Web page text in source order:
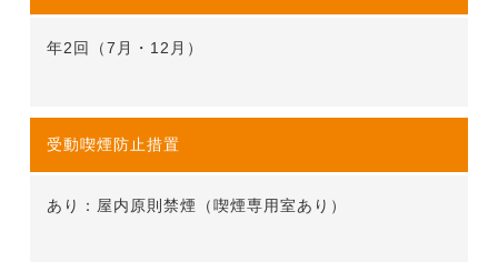
年2回（7月・12月）
受動喫煙防止措置
あり：屋内原則禁煙（喫煙専用室あり）